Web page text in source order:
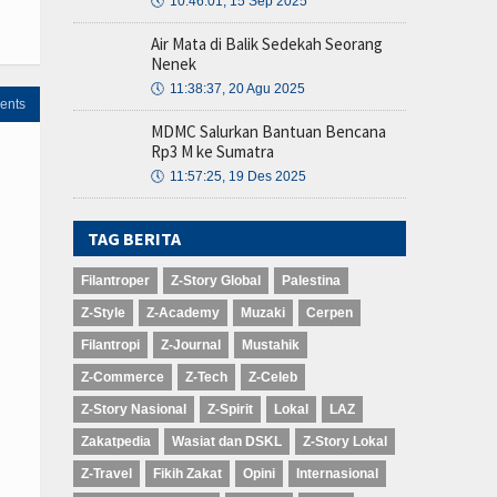
Air Mata di Balik Sedekah Seorang
Nenek
🕔 11:38:37, 20 Agu 2025
MDMC Salurkan Bantuan Bencana
Rp3 M ke Sumatra
🕔 11:57:25, 19 Des 2025
TAG BERITA
Filantroper Z-Story Global Palestina
Z-Style Z-Academy Muzaki Cerpen
Filantropi Z-Journal Mustahik
Z-Commerce Z-Tech Z-Celeb
Z-Story Nasional Z-Spirit Lokal LAZ
Zakatpedia Wasiat dan DSKL Z-Story Lokal
Z-Travel Fikih Zakat Opini Internasional